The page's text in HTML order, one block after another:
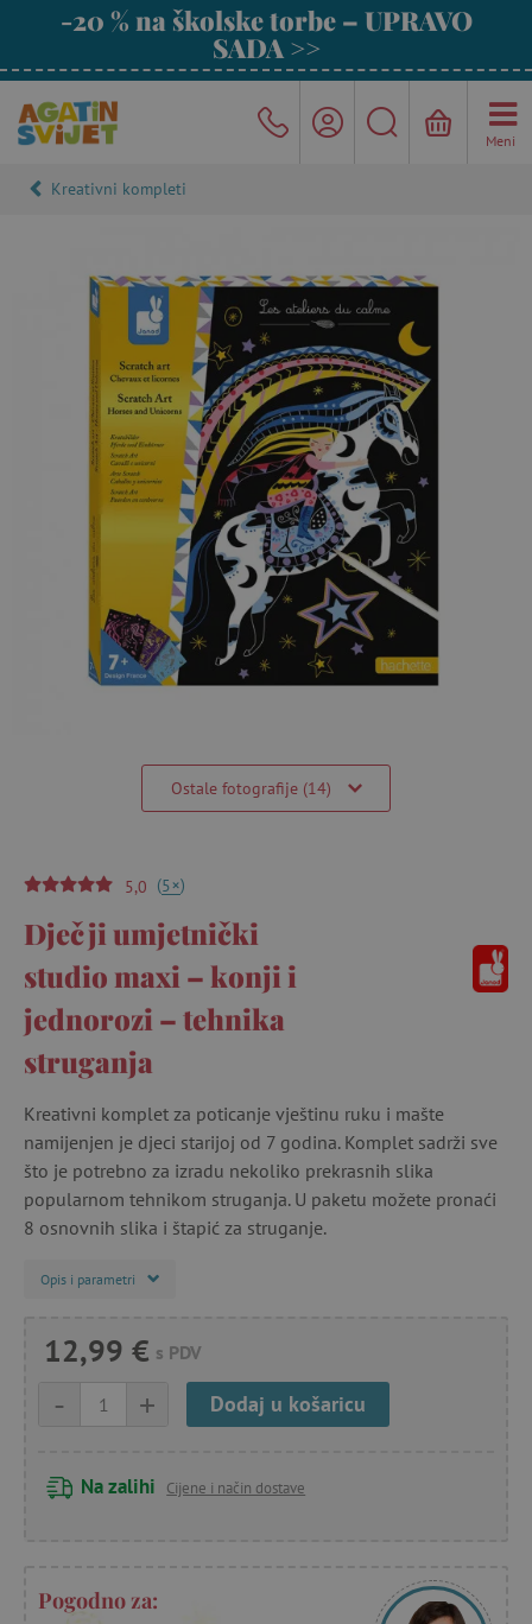
-20 % na školske torbe – UPRAVO
SADA >>
Meni
Kreativni kompleti
Ostale fotografije (14)
5,0 (5+)
Dječji umjetnički
studio maxi – konji i
jednorozi – tehnika
struganja
Kreativni komplet za poticanje vještinu ruku i mašte
namijenjen je djeci starijoj od 7 godina. Komplet sadrži sve
što je potrebno za izradu nekoliko prekrasnih slika
popularnom tehnikom struganja. U paketu možete pronaći
8 osnovnih slika i štapić za struganje.
Opis i parametri
12,99 € s PDV
+
- Dodaj u košaricu
Na zalihi Cijene i način dostave
Pogodno za: